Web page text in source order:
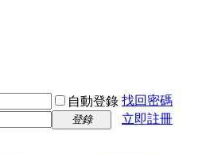
自動登錄 找回密碼
登錄
立即註冊